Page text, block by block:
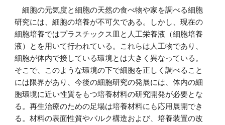
細胞の元気度と細胞の天然の食べ物や家を調べる細胞
研究には、細胞の培養が不可欠である。しかし、現在の
細胞培養ではプラスチックス皿と人工栄養液（細胞培養
液）とを用いて行われている。これらは人工物であり、
細胞が体内で接している環境とは大きく異なっている。
そこで、このような環境の下で細胞を正しく調べること
には限界があり、今後の細胞研究の発展には、体内の細
胞環境に近い性質をもつ培養材料の研究開発が必要とな
る。再生治療のための足場は培養材料にも応用展開でき
る。材料の表面性質やバルク構造および、培養装置の改